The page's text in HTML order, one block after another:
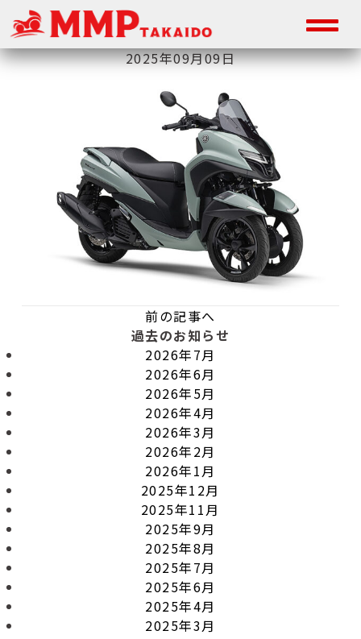
2025年09月09日
前の記事へ
過去のお知らせ
2026年7月
2026年6月
2026年5月
2026年4月
2026年3月
2026年2月
2026年1月
2025年12月
2025年11月
2025年9月
2025年8月
2025年7月
2025年6月
2025年4月
2025年3月